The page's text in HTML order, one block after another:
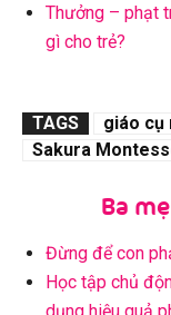
Thưởng – phạt
gì cho trẻ?
TAGS giáo
Sakura
Ba
Đừng để con
Học tập chủ